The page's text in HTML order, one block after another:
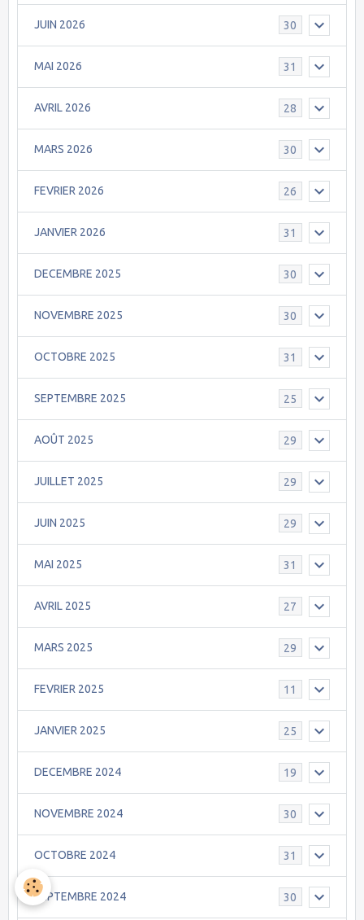
JUIN 2026 30
MAI 2026 31
AVRIL 2026 28
MARS 2026 30
FEVRIER 2026 26
JANVIER 2026 31
DECEMBRE 2025 30
NOVEMBRE 2025 30
OCTOBRE 2025 31
SEPTEMBRE 2025 25
AOÛT 2025 29
JUILLET 2025 29
JUIN 2025 29
MAI 2025 31
AVRIL 2025 27
MARS 2025 29
FEVRIER 2025 11
JANVIER 2025 25
DECEMBRE 2024 19
NOVEMBRE 2024 30
OCTOBRE 2024 31
SEPTEMBRE 2024 30